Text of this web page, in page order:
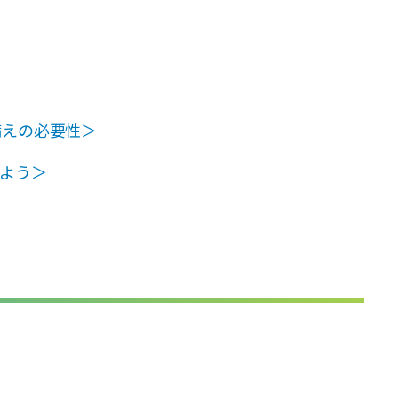
の必要性＞
う＞